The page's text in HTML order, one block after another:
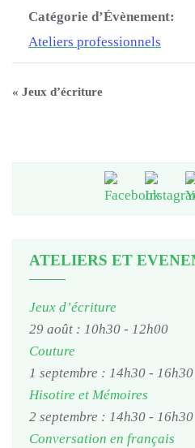
Catégorie d’Évènement:
Ateliers professionnels
« Jeux d’écriture
ATELIERS ET
Jeux d’écriture
29 août : 10h30 - 12h00
Couture
1 septembre : 14h30 - 16h30
Hisotire et Mémoires
2 septembre : 14h30 - 16h30
Conversation en français